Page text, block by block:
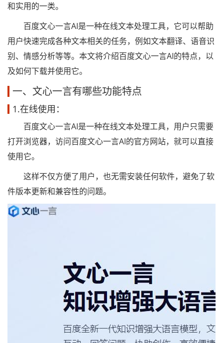
和实用的一类。
百度文心一言AI是一种在线文本处理工具，它可以帮助
用户快速完成各种文本相关的任务，例如文本翻译、语音识
别、情感分析等等。本文将介绍百度文心一言AI的特点，以
及如何下载并使用它。
一、文心一言有哪些功能特点
1.在线使用：
百度文心一言AI是一种在线文本处理工具，用户只需要
打开浏览器，访问百度文心一言AI的官方网站，就可以直接
使用它。
这样不仅方便了用户，也无需安装任何软件，避免了软
件版本更新和兼容性的问题。